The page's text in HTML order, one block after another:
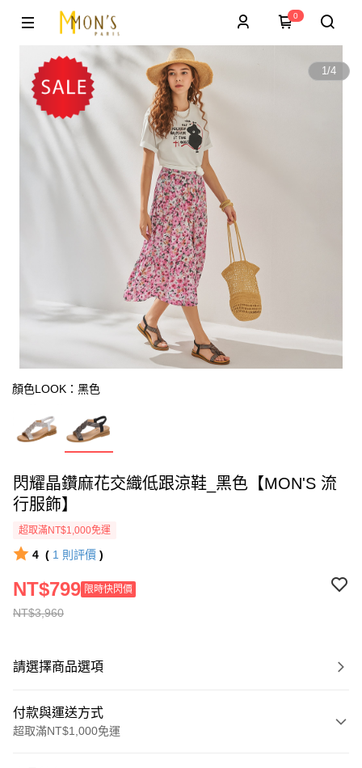
0
1/4
顏色LOOK：黑色
閃耀晶鑽麻花交織低跟涼鞋_黑色【MON'S 流
行服飾】
超取滿NT$1,000免運
4 ( 1 則評價 )
NT$3,960
NT$799 限時快閃價
請選擇商品選項
付款與運送方式
超取滿NT$1,000免運